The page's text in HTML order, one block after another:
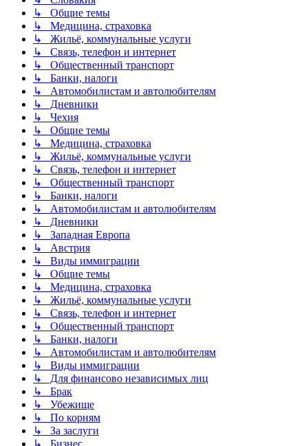
↳ Общие темы
↳ Медицина, страховка
↳ Жильё, коммунальные услуги
↳ Связь, телефон и интернет
↳ Общественный транспорт
↳ Банки, налоги
↳ Автомобилистам и автолюбителям
↳ Дневники
↳ Чехия
↳ Общие темы
↳ Медицина, страховка
↳ Жильё, коммунальные услуги
↳ Связь, телефон и интернет
↳ Общественный транспорт
↳ Банки, налоги
↳ Автомобилистам и автолюбителям
↳ Дневники
↳ Западная Европа
↳ Австрия
↳ Виды иммиграции
↳ Общие темы
↳ Медицина, страховка
↳ Жильё, коммунальные услуги
↳ Связь, телефон и интернет
↳ Общественный транспорт
↳ Банки, налоги
↳ Автомобилистам и автолюбителям
↳ Виды иммиграции
↳ Для финансово независимых лиц
↳ Брак
↳ Убежище
↳ По корням
↳ За заслуги
↳ Бизнес